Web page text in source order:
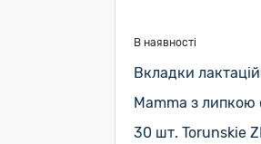
В наявності
Вкладки
Mamma з
30 шт. Torunskie